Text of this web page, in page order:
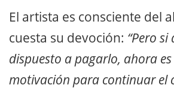
El artista es consciente del
cuesta su devoción: “Pero
dispuesto a pagarlo, ahora
motivación para continuar el